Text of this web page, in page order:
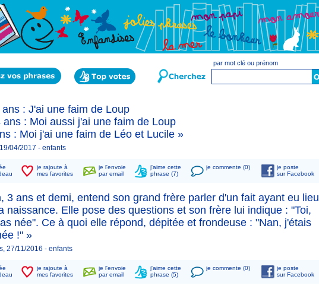
par mot clé ou prénom
: J'ai une faim de Loup
ans : Moi aussi j'ai une faim de Loup
: Moi j'ai une faim de Léo et Lucile »
04/2017 - enfants
je rajoute à
mes favorites
je l'envoie
par email
j'aime cette
phrase (7)
je commente (0)
je poste
sur Facebook
3 ans et demi, entend son grand frère parler d'un fait ayant eu lieu
naissance. Elle pose des questions et son frère lui indique : "Toi,
née". Ce à quoi elle répond, dépitée et frondeuse : "Nan, j'étais
!" »
27/11/2016 - enfants
je rajoute à
mes favorites
je l'envoie
par email
j'aime cette
phrase (5)
je commente (0)
je poste
sur Facebook